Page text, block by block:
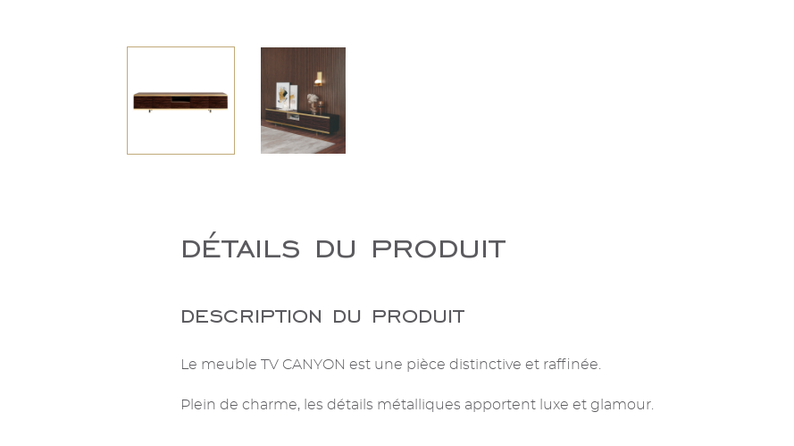
détails du produit
description du produit
Le meuble TV CANYON est une pièce distinctive et raffinée.
Plein de charme, les détails métalliques apportent luxe et glamour.